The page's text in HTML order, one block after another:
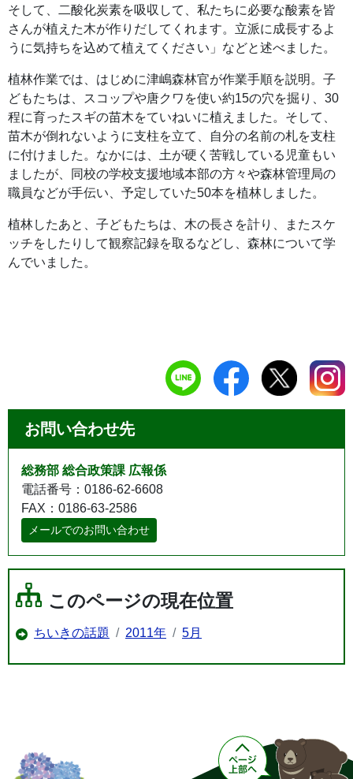
そして、二酸化炭素を吸収して、私たちに必要な酸素を皆
さんが植えた木が作りだしてくれます。立派に成長するよ
うに気持ちを込めて植えてください」などと述べました。
植林作業では、はじめに津嶋森林官が作業手順を説明。子
どもたちは、スコップや唐クワを使い約15の穴を掘り、30
程に育ったスギの苗木をていねいに植えました。そして、
苗木が倒れないように支柱を立て、自分の名前の札を支柱
に付けました。なかには、土が硬く苦戦している児童もい
ましたが、同校の学校支援地域本部の方々や森林管理局の
職員などが手伝い、予定していた50本を植林しました。
植林したあと、子どもたちは、木の長さを計り、またスケ
ッチをしたりして観察記録を取るなどし、森林について学
んでいました。
お問い合わせ先
総務部 総合政策課 広報係
電話番号：0186-62-6608
FAX：0186-63-2586
メールでのお問い合わせ
このページの現在位置
ちいきの話題 2011年 5月